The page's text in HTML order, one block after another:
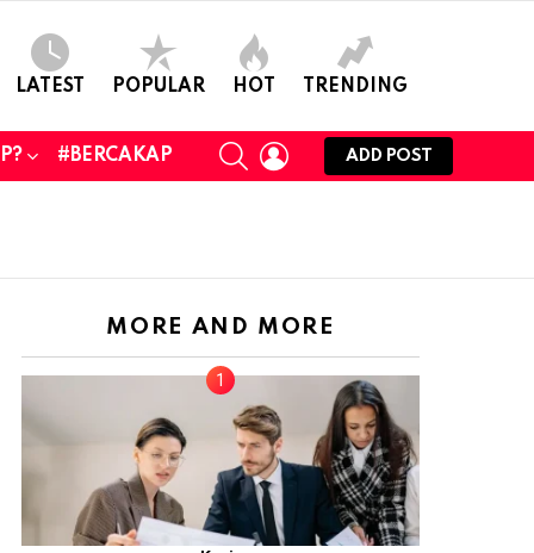
LATEST POPULAR HOT TRENDING
#BERCAKAP
SEARCHLOGIN
ADD POST
MORE AND MORE